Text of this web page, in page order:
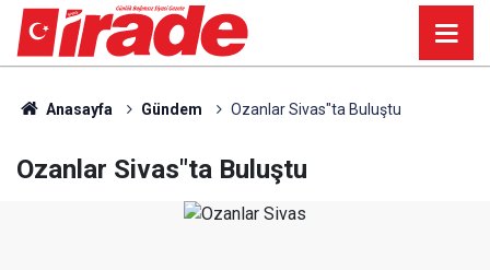
Anasayfa Gündem Ozanlar Sivas"ta Buluştu
Ozanlar Sivas"ta Buluştu